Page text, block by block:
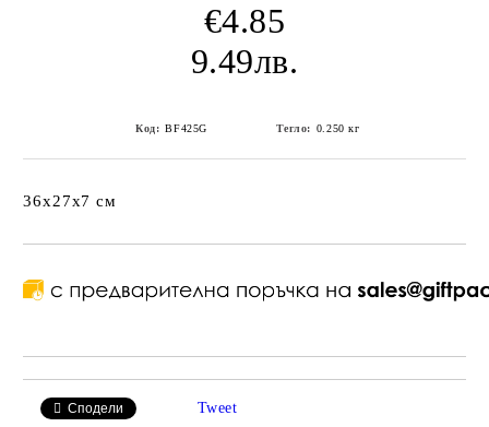
€4.85
9.49лв.
Код: BF425G Тегло: 0.250 кг
36x27x7 см
Сподели Tweet